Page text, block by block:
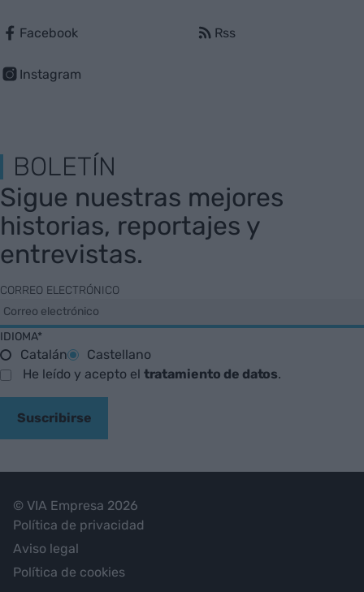
Facebook
Instagram
Rss
BOLETÍN
Sigue nuestras mejores
historias, reportajes y
entrevistas.
CORREO ELECTRÓNICO
IDIOMA*
Catalán
Castellano
He leído y acepto el tratamiento de datos.
Suscribirse
© VIA Empresa 2026
Política de privacidad
Aviso legal
Política de cookies